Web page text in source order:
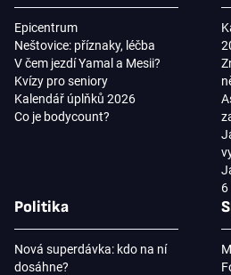
Epicentrum
Neštovice: příznaky, léčba
V čem jezdí Yamal a Mesii?
Kvízy pro seniory
Kalendář úplňků 2026
Co je bodycount?
Politika
Nová superdávka: kdo na ní
dosáhne?